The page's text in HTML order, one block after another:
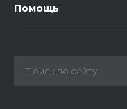
Помощь